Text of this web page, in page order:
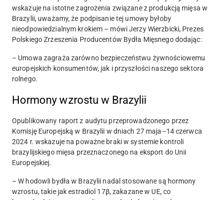
wskazuje na istotne zagrożenia związane z produkcją mięsa w
Brazylii, uważamy, że podpisanie tej umowy byłoby
nieodpowiedzialnym krokiem – mówiJerzy Wierzbicki, Prezes
Polskiego Zrzeszenia Producentów Bydła Mięsnego dodając:
– Umowa zagraża zarówno bezpieczeństwu żywnościowemu
europejskich konsumentów, jak i przyszłości naszego sektora
rolnego.
Hormony wzrostu w Brazylii
Opublikowany raport z audytu przeprowadzonego przez
Komisję Europejską w Brazylii w dniach 27 maja–14 czerwca
2024 r. wskazuje na poważne braki w systemie kontroli
brazylijskiego mięsa przeznaczonego na eksport do Unii
Europejskiej.
– W hodowli bydła w Brazylii nadal stosowane są hormony
wzrostu, takie jak estradiol 17β, zakazane w UE, co